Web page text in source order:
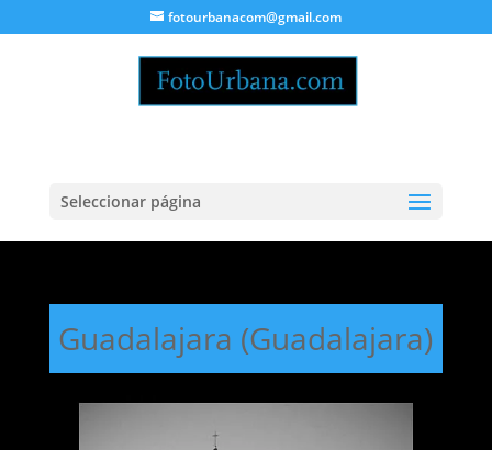
fotourbanacom@gmail.com
Seleccionar página
Guadalajara (Guadalajara)